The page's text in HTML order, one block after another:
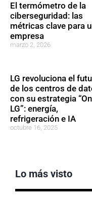
El termómetro de la
ciberseguridad: las
métricas clave para
empresa
marzo 2, 2026
LG revoluciona el
de los centros de
con su estrategia
LG”: energía,
refrigeración e IA
octubre 16, 2025
Lo más visto